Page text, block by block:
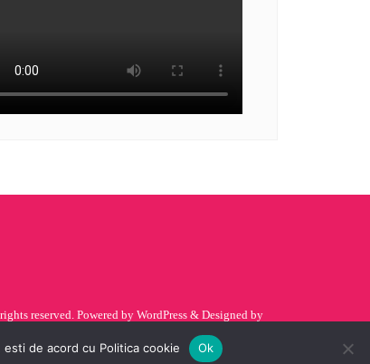
reserved. Powered by WordPress & Designed by
de acord cu Politica cookie Ok